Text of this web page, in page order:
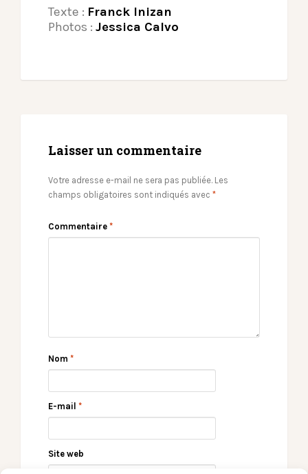
Texte : Franck Inizan
Photos : Jessica Calvo
Laisser un commentaire
Votre adresse e-mail ne sera pas publiée. Les
champs obligatoires sont indiqués avec *
Commentaire *
Nom *
E-mail *
Site web